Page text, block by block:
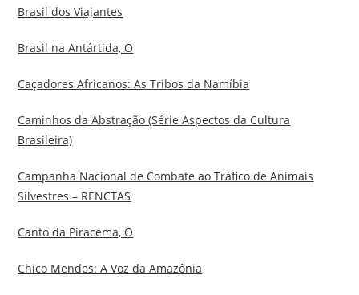
Brasil dos Viajantes
Brasil na Antártida, O
Caçadores Africanos: As Tribos da Namíbia
Caminhos da Abstração (Série Aspectos da Cultura
Brasileira)
Campanha Nacional de Combate ao Tráfico de Animais
Silvestres – RENCTAS
Canto da Piracema, O
Chico Mendes: A Voz da Amazônia